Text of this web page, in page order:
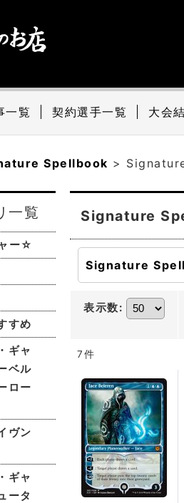
一覧 契約選手一覧 大会
Spellbook >
一覧
ー☆
すめ
ギャ
ベル
ロー
ヴン
ギャ
ータ
Signature
表示数:
7件